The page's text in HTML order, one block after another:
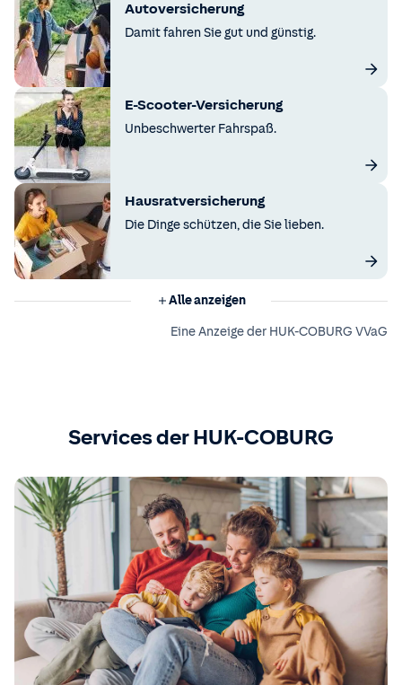
Autoversicherung
Damit fahren Sie gut und günstig.
E-Scooter-Versicherung
Unbeschwerter Fahrspaß.
Hausratversicherung
Die Dinge schützen, die Sie lieben.
Alle anzeigen
Eine Anzeige der HUK-COBURG VVaG
Services der HUK-COBURG